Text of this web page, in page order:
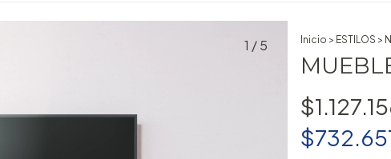
1 /5 Inicio > ESTILOS >